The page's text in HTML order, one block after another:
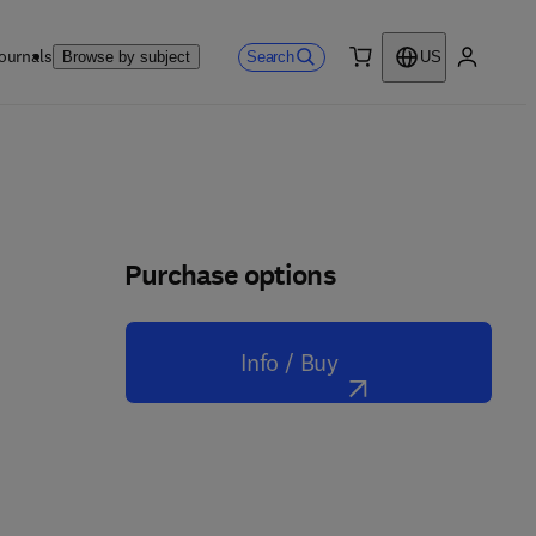
Browse by subject Search
US
Purchase options
Info / Buy